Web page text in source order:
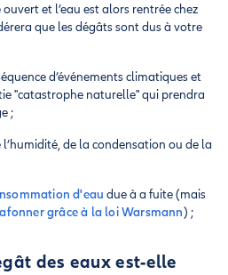
et l’eau est alors rentrée chez
que les dégâts sont dus à votre
d’événements climatiques et
"catastrophe naturelle" qui prendra
;
de la condensation ou de la
d'eau due à a fuite (mais
grâce à la loi Warsmann) ;
des eaux est-elle